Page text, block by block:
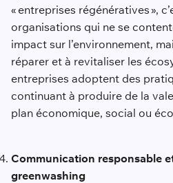
« entreprises régénératives »,
organisations qui ne se
impact sur l’environnement,
réparer et à revitaliser les
entreprises adoptent des
continuant à produire de la
plan économique, social ou
Communication responsable
greenwashing